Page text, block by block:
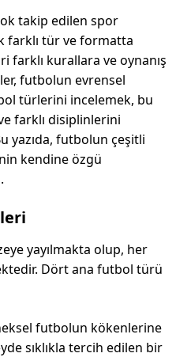
takip edilen spor
farklı tür ve formatta
farklı kurallara ve oynanış
futbolun evrensel
türlerini incelemek, bu
farklı disiplinlerini
yazıda, futbolun çeşitli
kendine özgü
yayılmakta olup, her
Dört ana futbol türü
futbolun kökenlerine
sıklıkla tercih edilen bir